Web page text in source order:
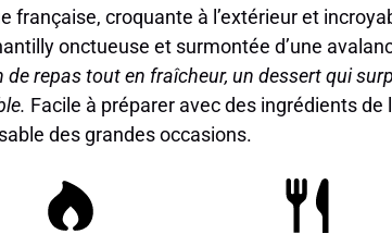
française, croquante à l’extérieur et
onctueuse et surmontée d’une
de repas tout en fraîcheur, un dessert qui
Facile à préparer avec des ingrédients de
des grandes occasions.